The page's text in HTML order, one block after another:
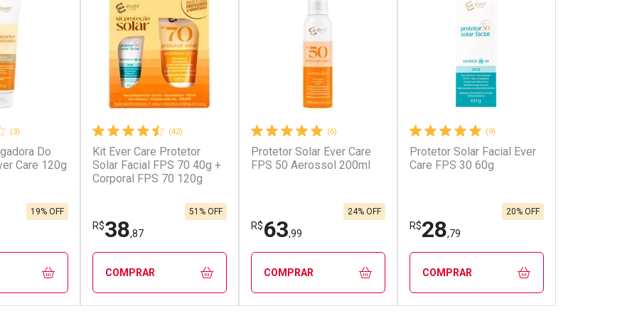
Ativar Desconto Ativar Desconto Ativar Desconto
(3)
Do
Care 120g
19% OFF
(42)
Kit Ever Care Protetor
Solar Facial FPS 70 40g +
Corporal FPS 70 120g
R$38,87
51% OFF
COMPRAR
(6)
Protetor Solar Ever Care
FPS 50 Aerossol 200ml
R$63,99
24% OFF
COMPRAR
(9)
Protetor Solar Facial Ever
Care FPS 30 60g
R$28,79
20% OFF
COMPRAR